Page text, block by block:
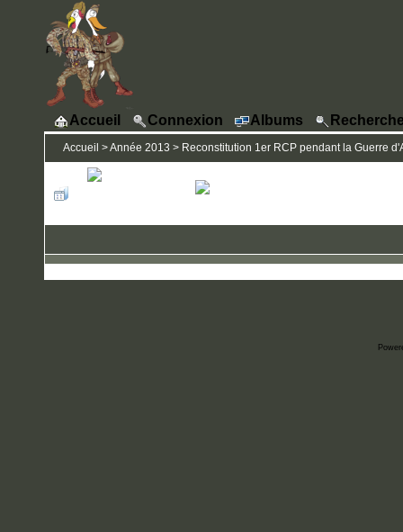
Accueil Connexion Albums
Accueil >Année 2013 > Reconstitution 1er RCP pendant la Guerre